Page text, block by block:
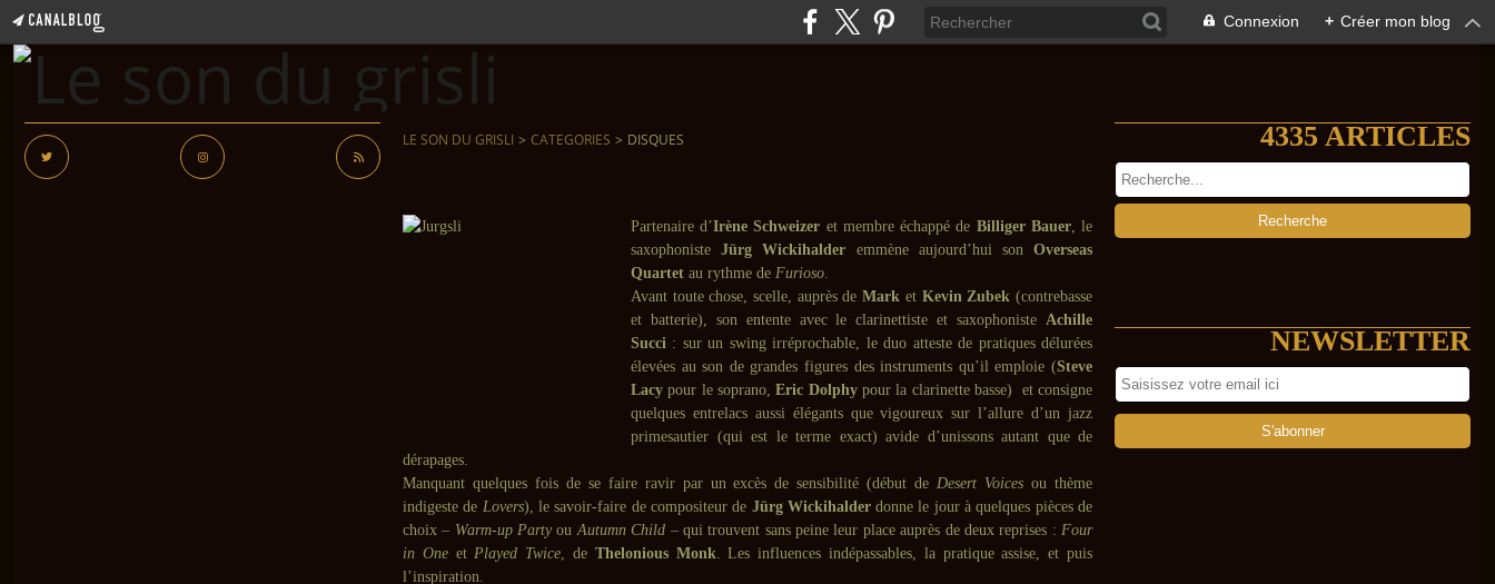
Connexion + Créer mon blog
LE SON DU GRISLI > CATEGORIES > DISQUES
Partenaire d’Irène Schweizer et membre échappé de Billiger Bauer, le
saxophonisteJürg Wickihalder emmène aujourd’hui sonOverseas
Quartet au rythme de Furioso.
Avant toute chose, scelle, auprès deMark et Kevin Zubek (contrebasse
et batterie), son entente avec le clarinettiste et saxophoniste Achille
Succi : sur un swing irréprochable, le duo atteste de pratiques délurées
élevées au son de grandes figures des instruments qu’il emploie (Steve
Lacy pour le soprano,Eric Dolphypour la clarinette basse) et consigne
quelques entrelacs aussi élégants que vigoureux sur l’allure d’un jazz
primesautier (qui est le terme exact) avide d’unissons autant que de
dérapages.
Manquant quelques fois de se faire ravir par un excès de sensibilité (début deDesert Voices ou thème
indigeste de Lovers), le savoir-faire de compositeur de Jürg Wickihalderdonne le jour à quelques pièces de
choix – Warm-up Party ouAutumn Child – qui trouvent sans peine leur place auprès de deux reprises :Four
in OneetPlayed Twice, de Thelonious Monk. Les influences indépassables, la pratique assise, et puis
l’inspiration.
4335 ARTICLES
NEWSLETTER